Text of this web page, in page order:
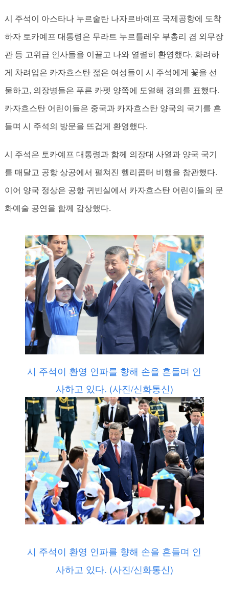
시 주석이 아스타나 누르술탄 나자르바예프 국제공항에 도착
하자 토카예프 대통령은 무라트 누르틀레우 부총리 겸 외무장
관 등 고위급 인사들을 이끌고 나와 열렬히 환영했다. 화려하
게 차려입은 카자흐스탄 젊은 여성들이 시 주석에게 꽃을 선
물하고, 의장병들은 푸른 카펫 양쪽에 도열해 경의를 표했다.
카자흐스탄 어린이들은 중국과 카자흐스탄 양국의 국기를 흔
들며 시 주석의 방문을 뜨겁게 환영했다.
시 주석은 토카예프 대통령과 함께 의장대 사열과 양국 국기
를 매달고 공항 상공에서 펼쳐진 헬리콥터 비행을 참관했다.
이어 양국 정상은 공항 귀빈실에서 카자흐스탄 어린이들의 문
화예술 공연을 함께 감상했다.
시 주석이 환영 인파를 향해 손을 흔들며 인
사하고 있다. (사진/신화통신)
시 주석이 환영 인파를 향해 손을 흔들며 인
사하고 있다. (사진/신화통신)